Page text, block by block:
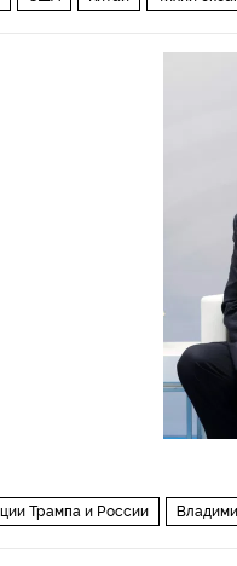
Трампа и России